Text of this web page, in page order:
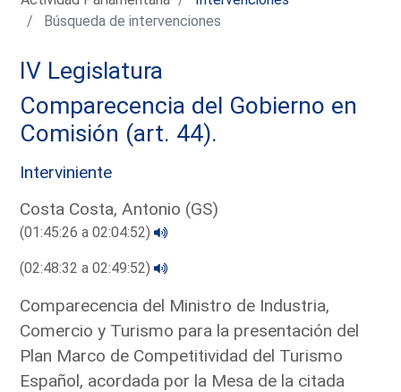
Búsqueda de intervenciones
IV Legislatura
Comparecencia del Gobierno en
Comisión (art. 44).
Interviniente
Costa Costa, Antonio (GS)
(01:45:26 a 02:04:52)
(02:48:32 a 02:49:52)
Comparecencia del Ministro de Industria,
Comercio y Turismo para la presentación del
Plan Marco de Competitividad del Turismo
Español, acordada por la Mesa de la citada